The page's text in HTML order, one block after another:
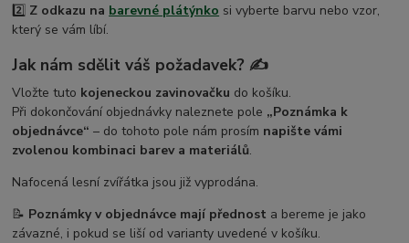
2️⃣ Z odkazu na barevné plátýnko si vyberte barvu nebo vzor,
který se vám líbí.
Jak nám sdělit váš požadavek? ✍️
Vložte tuto kojeneckou zavinovačku do košíku.
Při dokončování objednávky naleznete pole „Poznámka k
objednávce“ – do tohoto pole nám prosím napište vámi
zvolenou kombinaci barev a materiálů.
Nafocená lesní zvířátka jsou již vyprodána.
📝 Poznámky v objednávce mají přednost a bereme je jako
závazné, i pokud se liší od varianty uvedené v košíku.